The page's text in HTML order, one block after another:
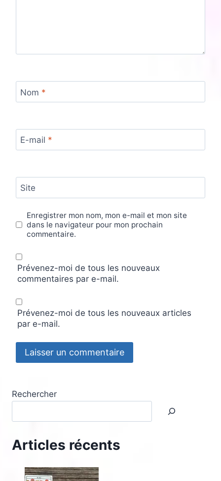
Nom *
E-mail *
Site
Enregistrer mon nom, mon e-mail et mon site
dans le navigateur pour mon prochain
commentaire.
Prévenez-moi de tous les nouveaux
commentaires par e-mail.
Prévenez-moi de tous les nouveaux articles
par e-mail.
Rechercher
Articles récents